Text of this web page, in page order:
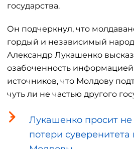
государства.
Он подчеркнул, что
гордый и независимый
Александр Лукашенко
озабоченность
источников, что Молдову
чуть ли не частью другого
Лукашенко просит не
потери